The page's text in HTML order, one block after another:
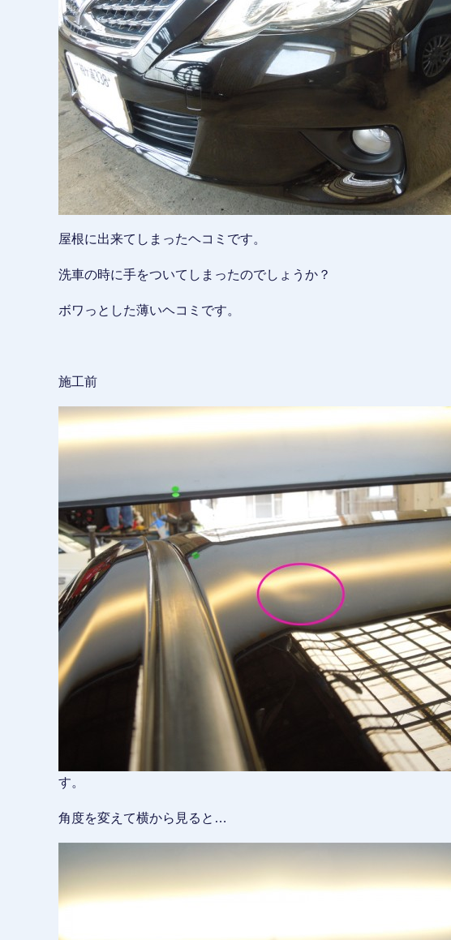
屋根に出来てしまったヘコミです。
洗車の時に手をついてしまったのでしょうか？
ボワっとした薄いヘコミです。
施工前
す。
角度を変えて横から見ると…